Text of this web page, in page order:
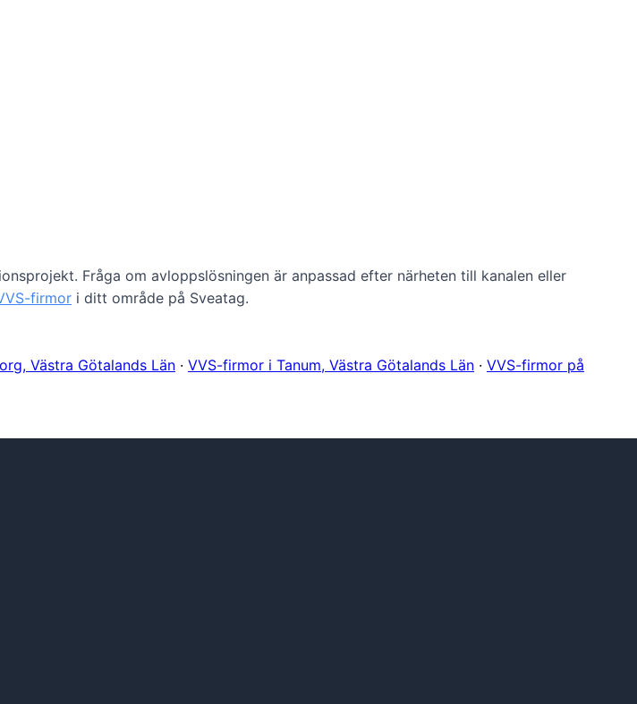
Fråga om avloppslösningen är anpassad efter närheten till kanalen eller
firmor i ditt område på Sveatag.
Västra Götalands Län · VVS-firmor i Tanum, Västra Götalands Län · VVS-firmor på